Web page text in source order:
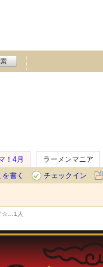
！4月
ラーメンマニア
書く
チェックイン
☆… 1人